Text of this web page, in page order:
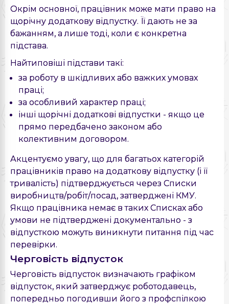
Окрім основної, працівник може мати право на
щорічну додаткову відпустку. Її дають не за
бажанням, а лише тоді, коли є конкретна
підстава.
Найтиповіші підстави такі:
за роботу в шкідливих або важких умовах
праці;
за особливий характер праці;
інші щорічні додаткові відпустки - якщо це
прямо передбачено законом або
колективним договором.
Акцентуємо увагу, що для багатьох категорій
працівників право на додаткову відпустку (і її
тривалість) підтверджується через Списки
виробництв/робіт/посад, затверджені КМУ.
Якщо працівника немає в таких Списках або
умови не підтверджені документально - з
відпусткою можуть виникнути питання під час
перевірки.
Черговість відпусток
Черговість відпусток визначають графіком
відпусток, який затверджує роботодавець,
попередньо погодивши його з профспілкою